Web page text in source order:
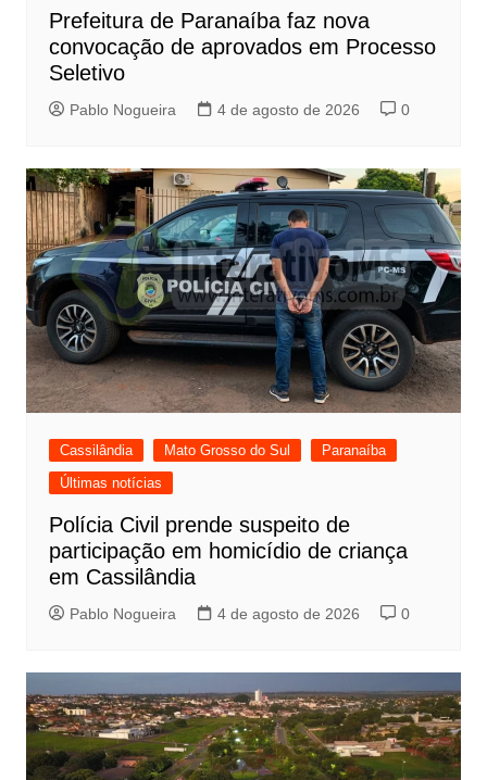
Prefeitura de Paranaíba faz nova
convocação de aprovados em Processo
Seletivo
Pablo Nogueira 4 de agosto de 2026 0
Cassilândia Mato Grosso do Sul
Paranaíba
Últimas notícias
Polícia Civil prende suspeito de
participação em homicídio de criança
em Cassilândia
Pablo Nogueira 4 de agosto de 2026 0